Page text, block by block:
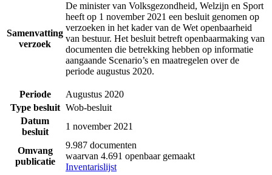
Samenvatting
verzoek
De minister van Volksgezondheid, Welzijn en Sport
heeft op 1 november 2021 een besluit genomen op
verzoeken in het kader van de Wet openbaarheid
van bestuur. Het besluit betreft openbaarmaking van
documenten die betrekking hebben op informatie
aangaande Scenario’s en maatregelen over de
periode augustus 2020.
Periode
Augustus 2020
Type besluit Wob-besluit
Datum
besluit
1 november 2021
Omvang
publicatie
9.987 documenten
waarvan 4.691 openbaar gemaakt
Inventarislijst